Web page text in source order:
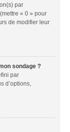
par
« 0 » pour
de modifier leur
sondage ?
par
d’options,